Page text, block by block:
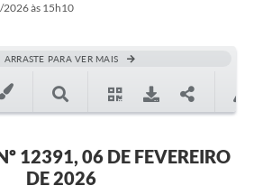
às 15h10
ARRASTE PARA VER MAIS
12391, 06 DE FEVEREIRO
DE 2026